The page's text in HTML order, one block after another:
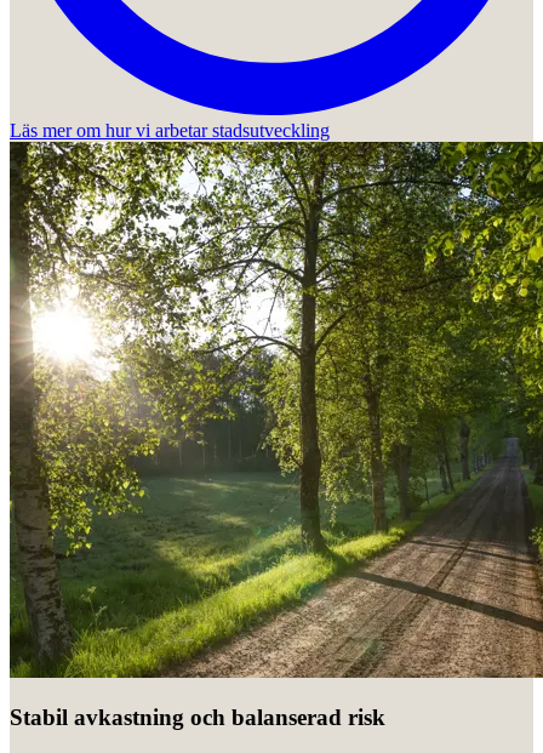
Läs mer om hur vi arbetar stadsutveckling
Stabil avkastning och balanserad risk